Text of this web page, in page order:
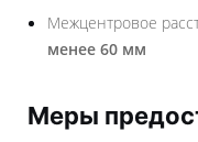
Межцентровое
менее 60 мм
Меры